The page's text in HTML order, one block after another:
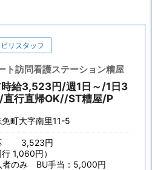
リスタッフ
ト訪問看護ステーション糟屋
給3,523円/週1日～/1日3
直行直帰OK//ST糟屋/P
町大字南里11-5
応 3,523円
1,060円）
者のみ BU手当：5,000円